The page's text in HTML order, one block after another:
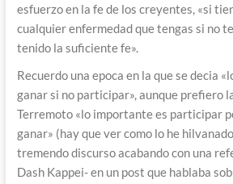
esfuerzo en la fe de los creyentes, «si
cualquier enfermedad que tengas si no
tenido la suficiente fe».
Recuerdo una epoca en la que se decia
ganar si no participar», aunque prefiero
Terremoto «lo importante es participar
ganar» (hay que ver como lo he
tremendo discurso acabando con una
Dash Kappei- en un post que hablaba